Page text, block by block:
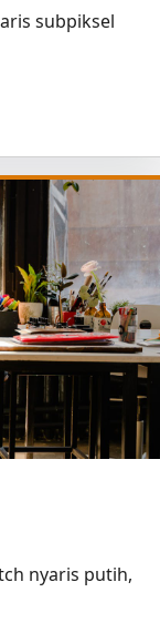
subpiksel
nyaris putih,